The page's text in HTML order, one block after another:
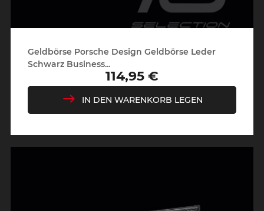
Geldbörse Porsche Design Geldbörse Leder
Schwarz Business...
Preis
114,95 €
IN DEN WARENKORB LEGEN